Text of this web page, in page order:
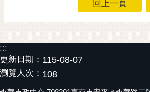
網
站
覽
訂
回上一頁
:::
更新日期： 115-08-07
瀏覽人次： 108